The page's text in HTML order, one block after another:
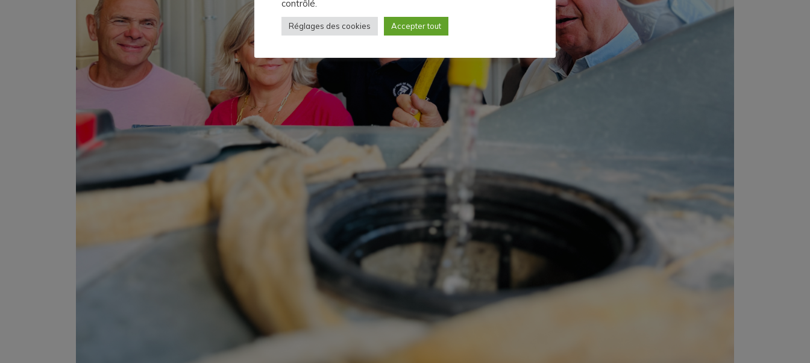
contrôlé.
Réglages des cookies Accepter tout